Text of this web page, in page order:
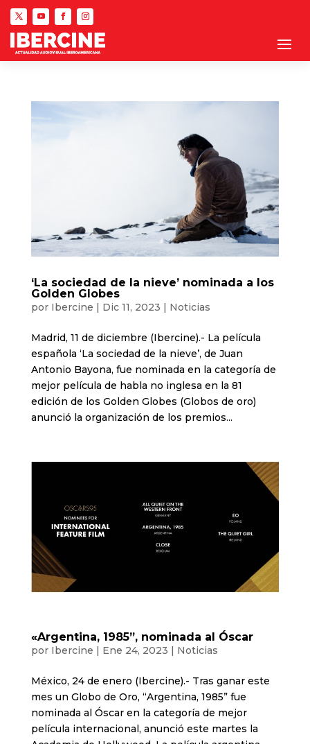
‘La sociedad de la nieve’ nominada a los
Golden Globes
por Ibercine | Dic 11, 2023 | Noticias
Madrid, 11 de diciembre (Ibercine).- La película
española ‘La sociedad de la nieve’, de Juan
Antonio Bayona, fue nominada en la categoría de
mejor película de habla no inglesa en la 81
edición de los Golden Globes (Globos de oro)
anunció la organización de los premios...
«Argentina, 1985”, nominada al Óscar
por Ibercine | Ene 24, 2023 | Noticias
México, 24 de enero (Ibercine).- Tras ganar este
mes un Globo de Oro, “Argentina, 1985” fue
nominada al Óscar en la categoría de mejor
película internacional, anunció este martes la